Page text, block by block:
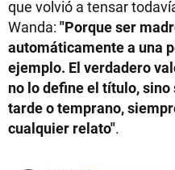
que volvió a tensar
Wanda: "Porque ser
automáticamente a una
ejemplo. El verdadero
no lo define el título, sino
tarde o temprano,
cualquier relato".